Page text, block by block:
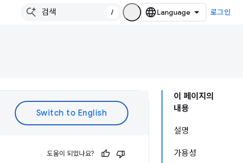
/ 로그인
이 페이지의
내용
설명
가용성
도움이 되었나요?